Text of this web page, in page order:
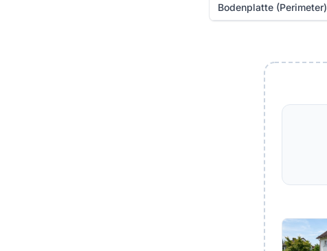
Bodenplatte (Perimeter)